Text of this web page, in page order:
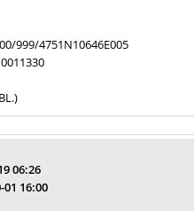
999/4751N10646E005
06:26
01 16:00